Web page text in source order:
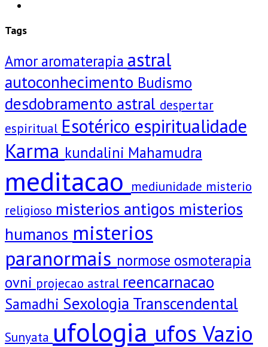
Tags
Amoraromaterapia astral
autoconhecimento Budismo
desdobramento astral despertar
espiritual Esotérico espiritualidade
Karma kundalini Mahamudra
meditacao mediunidade misterio
religioso misterios antigos misterios
humanos misterios
paranormais normose osmoterapia
ovni projecao astral reencarnacao
Samadhi Sexologia Transcendental
Sunyata ufologia ufos Vazio